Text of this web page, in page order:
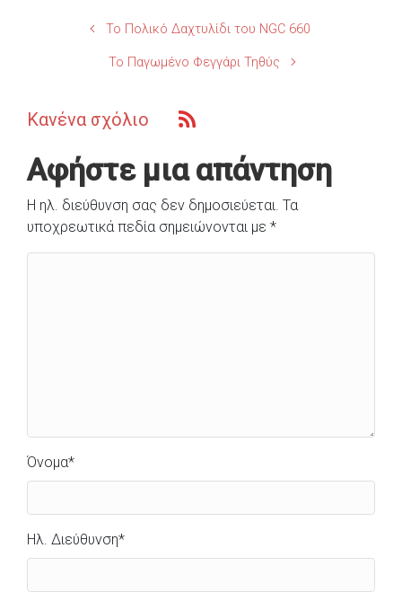
Το Πολικό Δαχτυλίδι του NGC 660
Το Παγωμένο Φεγγάρι Τηθύς
Κανένα σχόλιο
Αφήστε μια απάντηση
Η ηλ. διεύθυνση σας δεν δημοσιεύεται. Τα
υποχρεωτικά πεδία σημειώνονται με *
Όνομα*
Ηλ. Διεύθυνση*